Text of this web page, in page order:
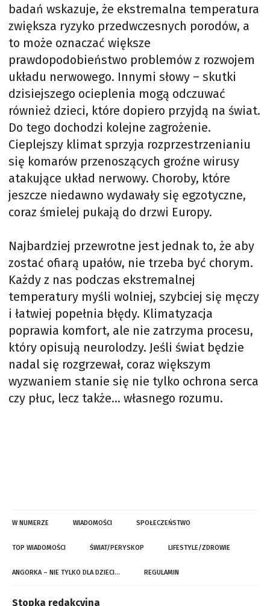
badań wskazuje, że ekstremalna temperatura
zwiększa ryzyko przedwczesnych porodów, a
to może oznaczać większe
prawdopodobieństwo problemów z rozwojem
układu nerwowego. Innymi słowy – skutki
dzisiejszego ocieplenia mogą odczuwać
również dzieci, które dopiero przyjdą na świat.
Do tego dochodzi kolejne zagrożenie.
Cieplejszy klimat sprzyja rozprzestrzenianiu
się komarów przenoszących groźne wirusy
atakujące układ nerwowy. Choroby, które
jeszcze niedawno wydawały się egzotyczne,
coraz śmielej pukają do drzwi Europy.
Najbardziej przewrotne jest jednak to, że aby
zostać ofiarą upałów, nie trzeba być chorym.
Każdy z nas podczas ekstremalnej
temperatury myśli wolniej, szybciej się męczy
i łatwiej popełnia błędy. Klimatyzacja
poprawia komfort, ale nie zatrzyma procesu,
który opisują neurolodzy. Jeśli świat będzie
nadal się rozgrzewał, coraz większym
wyzwaniem stanie się nie tylko ochrona serca
czy płuc, lecz także… własnego rozumu.
W NUMERZE WIADOMOŚCI SPOŁECZEŃSTWO
TOP WIADOMOŚCI ŚWIAT/PERYSKOP LIFESTYLE/ZDROWIE
ANGORKA – NIE TYLKO DLA DZIECI… REGULAMIN
Stopka redakcyjna